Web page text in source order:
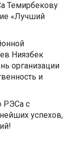
Темирбекову
«Лучший
Ниязбек
организации
и
РЭСа с
успехов,